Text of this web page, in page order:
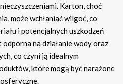
Karton, choć
może wchłaniać wilgoć, co
i potencjalnych uszkodzeń
na działanie wody oraz
co czyni ją idealnym
które mogą być narażone